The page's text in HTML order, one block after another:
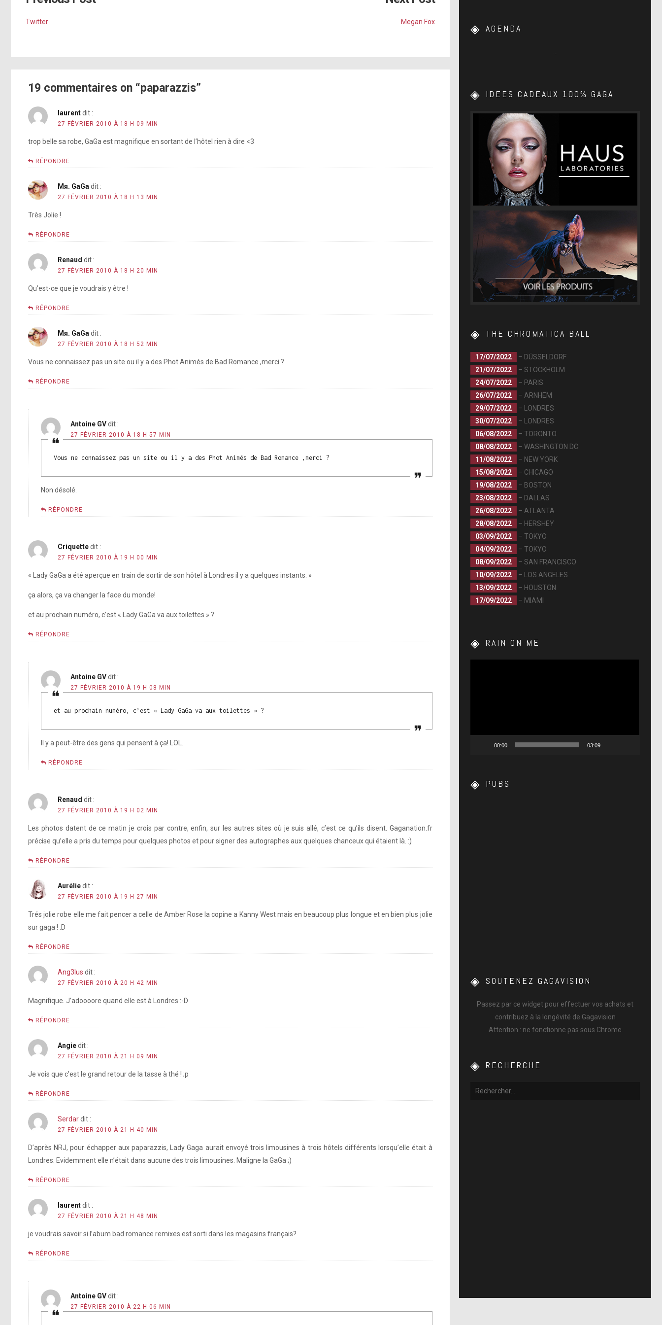
Twitter Megan Fox
19 commentaires on “paparazzis”
laurentdit :
27 FÉVRIER 2010 À 18 H 09 MIN
trop belle sa robe, GaGa est magnifique en sortant de l’hôtel rien à dire <3
RÉPONDRE
Mя. GaGadit :
27 FÉVRIER 2010 À 18 H 13 MIN
Très Jolie !
RÉPONDRE
Renaud dit :
27 FÉVRIER 2010 À 18 H 20 MIN
Qu’est-ce que je voudrais y être !
RÉPONDRE
Mя. GaGadit :
27 FÉVRIER 2010 À 18 H 52 MIN
Vous ne connaissez pas un site ou il y a des Phot Animés de Bad Romance ,merci ?
RÉPONDRE
Antoine GV dit :
27 FÉVRIER 2010 À 18 H 57 MIN
Vous ne connaissez pas un site ou il y a des Phot Animés de Bad Romance ,merci ?
Non désolé.
RÉPONDRE
Criquettedit :
27 FÉVRIER 2010 À 19 H 00 MIN
« Lady GaGa a été aperçue en train de sortir de son hôtel à Londres il y a quelques instants. »
ça alors, ça va changer la face du monde!
et au prochain numéro, c’est « Lady GaGa va aux toilettes » ?
RÉPONDRE
Antoine GV dit :
27 FÉVRIER 2010 À 19 H 08 MIN
et au prochain numéro, c’est « Lady GaGa va aux toilettes » ?
Il y a peut-être des gens qui pensent à ça! LOL.
RÉPONDRE
Renaud dit :
27 FÉVRIER 2010 À 19 H 02 MIN
Les photos datent de ce matin je crois par contre, enfin, sur les autres sites où je suis allé, c’est ce qu’ils disent. Gaganation.fr
précise qu’elle a pris du temps pour quelques photos et pour signer des autographes aux quelques chanceux qui étaient là. :)
RÉPONDRE
Auréliedit :
27 FÉVRIER 2010 À 19 H 27 MIN
Trés jolie robe elle me fait pencer a celle de Amber Rose la copine a Kanny West mais en beaucoup plus longue et en bien plus jolie
sur gaga ! :D
RÉPONDRE
Ang3lus dit :
27 FÉVRIER 2010 À 20 H 42 MIN
Magnifique. J’adoooore quand elle est à Londres :-D
RÉPONDRE
Angiedit :
27 FÉVRIER 2010 À 21 H 09 MIN
Je vois que c’est le grand retour de la tasse à thé ! ;p
RÉPONDRE
Serdardit :
27 FÉVRIER 2010 À 21 H 40 MIN
D’après NRJ, pour échapper aux paparazzis, Lady Gaga aurait envoyé trois limousines à trois hôtels différents lorsqu’elle était à
Londres. Evidemment elle n’était dans aucune des trois limousines. Maligne la GaGa ;)
RÉPONDRE
laurentdit :
27 FÉVRIER 2010 À 21 H 48 MIN
je voudrais savoir si l’abum bad romance remixes est sorti dans les magasins français?
RÉPONDRE
Antoine GV dit :
27 FÉVRIER 2010 À 22 H 06 MIN
AGENDA
IDEES CADEAUX 100% GAGA
THE CHROMATICA BALL
17/07/2022
– DÜSSELDORF
21/07/2022
– STOCKHOLM
24/07/2022
– PARIS
26/07/2022
– ARNHEM
29/07/2022
– LONDRES
30/07/2022
– LONDRES
06/08/2022
– TORONTO
08/08/2022
– WASHINGTON DC
11/08/2022
– NEW YORK
15/08/2022
– CHICAGO
19/08/2022
– BOSTON
23/08/2022
– DALLAS
26/08/2022
– ATLANTA
28/08/2022
– HERSHEY
03/09/2022
– TOKYO
04/09/2022
– TOKYO
08/09/2022
– SAN FRANCISCO
10/09/2022
– LOS ANGELES
13/09/2022
– HOUSTON
17/09/2022
– MIAMI
RAIN ON ME
00:00 03:09
PUBS
SOUTENEZ GAGAVISION
Passez par ce widget pour effectuer vos achats et
contribuez à la longévité de Gagavision
Attention : ne fonctionne pas sous Chrome
RECHERCHE